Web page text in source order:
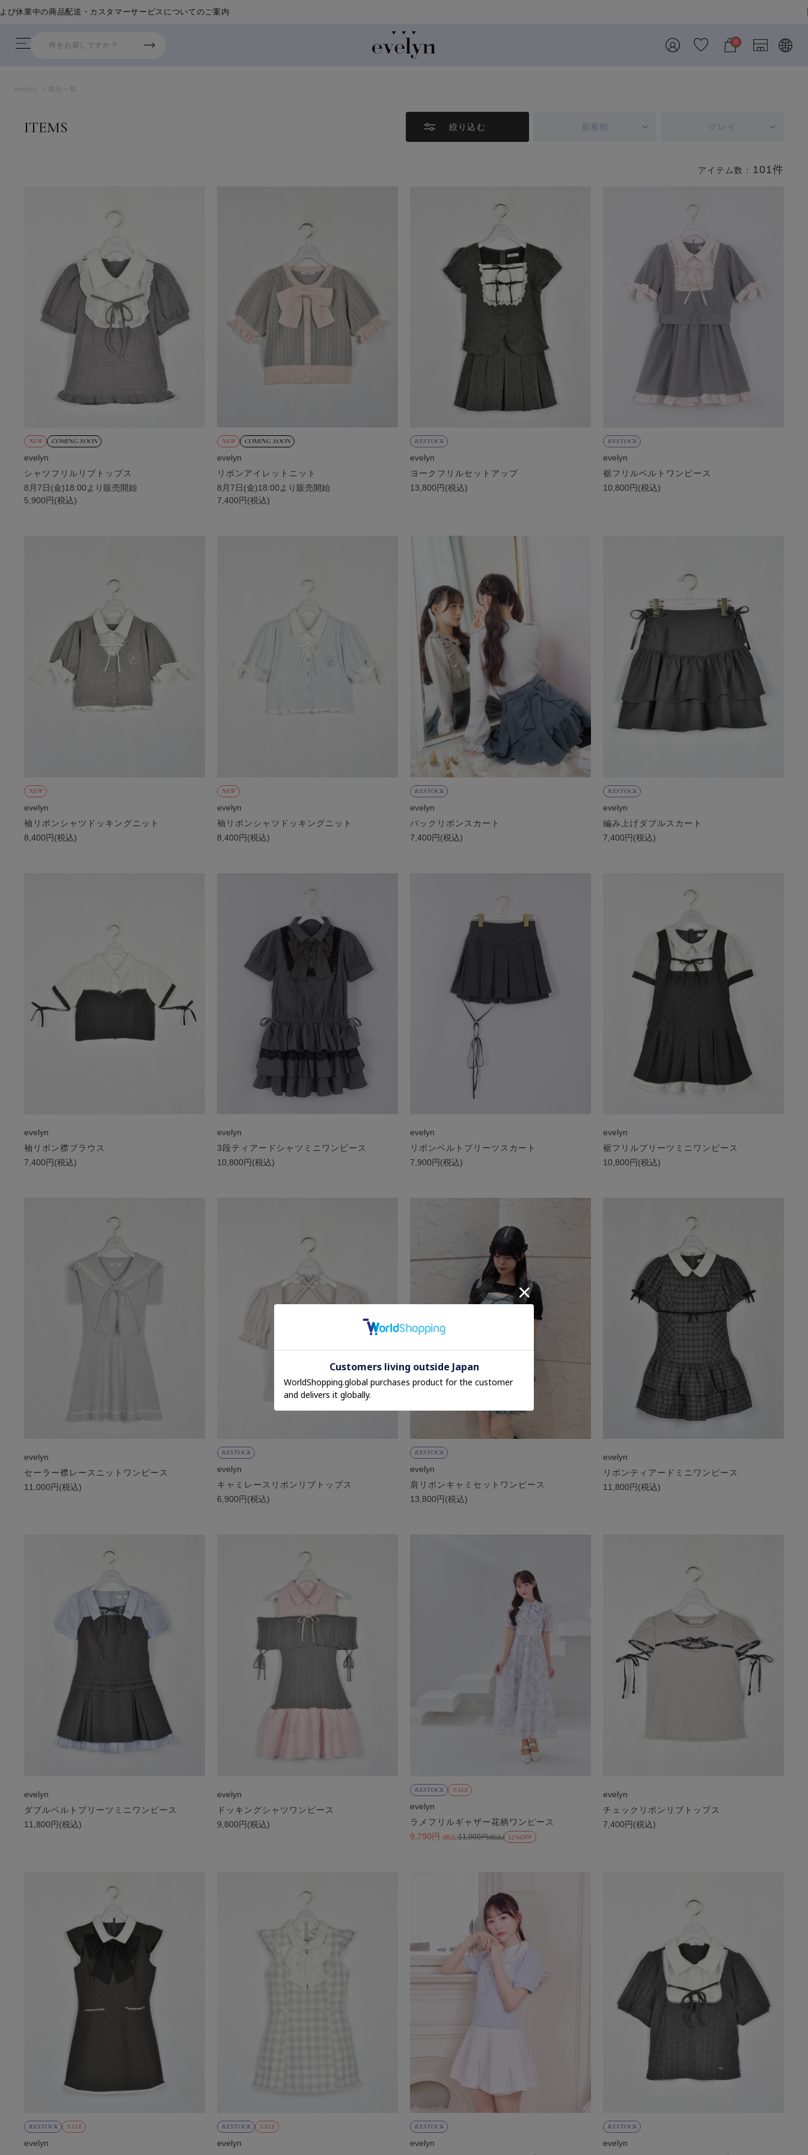
0
evelyn 商品一覧
ITEMS 絞り込む 新着順 グレイ
アイテム数： 101件
NEW COMING SOON
evelyn
シャツフリルリブトップス
8月7日(金)18:00より販売開始
5,900円(税込)
NEW COMING SOON
evelyn
リボンアイレットニット
8月7日(金)18:00より販売開始
7,400円(税込)
RESTOCK
evelyn
ヨークフリルセットアップ
13,800円(税込)
RESTOCK
evelyn
裾フリルベルトワンピース
10,800円(税込)
NEW
evelyn
袖リボンシャツドッキングニット
8,400円(税込)
NEW
evelyn
袖リボンシャツドッキングニット
8,400円(税込)
RESTOCK
evelyn
バックリボンスカート
7,400円(税込)
RESTOCK
evelyn
編み上げダブルスカート
7,400円(税込)
evelyn
袖リボン襟ブラウス
7,400円(税込)
evelyn
3段ティアードシャツミニワンピース
10,800円(税込)
evelyn
リボンベルトプリーツスカート
7,900円(税込)
evelyn
裾フリルプリーツミニワンピース
10,800円(税込)
evelyn
セーラー襟レースニットワンピース
11,000円(税込)
RESTOCK
evelyn
キャミレースリボンリブトップス
6,900円(税込)
RESTOCK
evelyn
肩リボンキャミセットワンピース
13,800円(税込)
evelyn
リボンティアードミニワンピース
11,800円(税込)
evelyn
ダブルベルトプリーツミニワンピース
11,800円(税込)
evelyn
ドッキングシャツワンピース
9,800円(税込)
RESTOCK SALE
evelyn
ラメフリルギャザー花柄ワンピース
9,790円
(税込)11,000円(税込) 11%OFF
evelyn
チェックリボンリブトップス
7,400円(税込)
RESTOCK SALE
evelyn
RESTOCK SALE
evelyn
RESTOCK
evelyn
RESTOCK
evelyn